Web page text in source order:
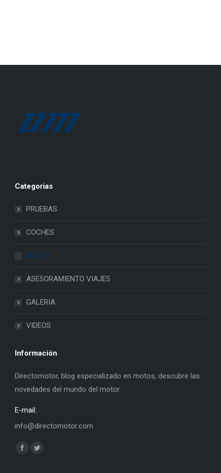
Categorias
PRUEBAS
COCHES
MOTOS
ASESORAMIENTO VIAJES
GALERIA
VIDEOS
Información
Directomotor, blog especializado en motos, descubre las
novedades del mundo del motor.
E-mail:
info@directomotor.com
Find us on:
Facebook
Twitter